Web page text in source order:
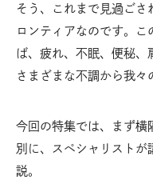
そう、これまで見過ご
ロンティアなのです。
ば、疲れ、不眠、便秘、
さまざまな不調から我々
今回の特集では、まず横
別に、スペシャリスト
説。